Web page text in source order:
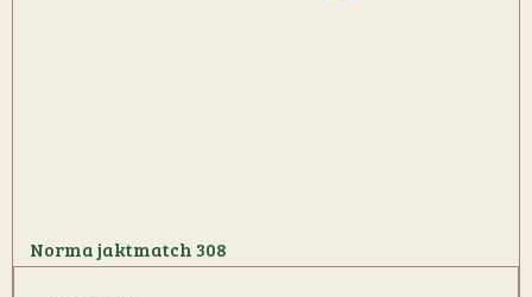
Norma jaktmatch 308